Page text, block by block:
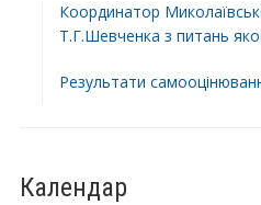
Координатор
Т.Г.Шевченка з питань
Результати
Календар